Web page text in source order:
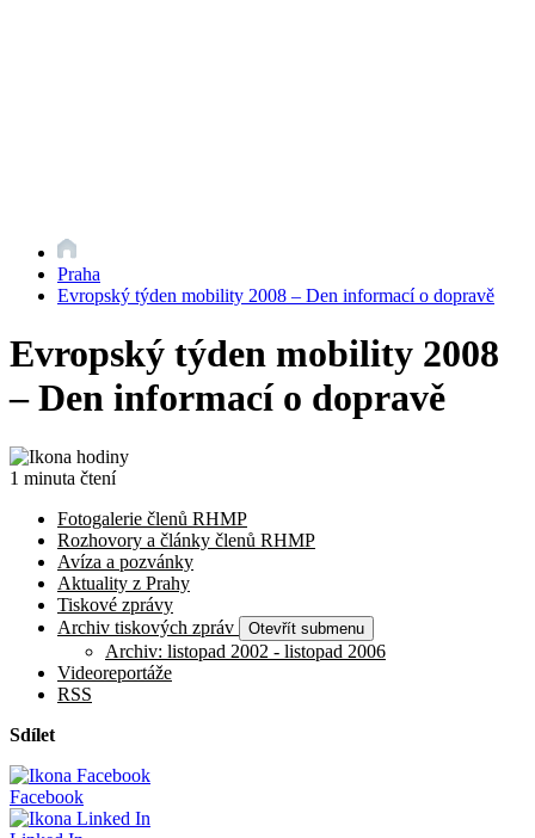
Praha
Evropský týden mobility 2008 – Den informací o dopravě
Evropský týden mobility 2008
– Den informací o dopravě
1 minuta čtení
Fotogalerie členů RHMP
Rozhovory a články členů RHMP
Avíza a pozvánky
Aktuality z Prahy
Tiskové zprávy
Archiv tiskových zpráv
Otevřít submenu
Archiv: listopad 2002 - listopad 2006
Videoreportáže
RSS
Sdílet
Facebook